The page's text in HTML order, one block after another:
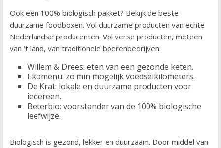
Ook een 100% biologisch pakket? Bekijk de beste
duurzame foodboxen. Vol duurzame producten van echte
Nederlandse producenten. Vol verse producten, meteen
van ‘t land, van traditionele boerenbedrijven.
Willem & Drees: eten van een gezonde keten.
Ekomenu: zo min mogelijk voedselkilometers.
De Krat: lokale en duurzame producten voor
iedereen.
Beterbio: voorstander van de 100% biologische
leefwijze.
Biologisch is gezond, lekker en duurzaam. Door middel van